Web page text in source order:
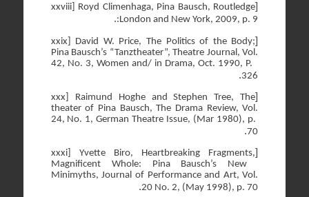
[
xxviii] Royd Climenhaga, Pina Bausch, Routledge
:London and New York, 2009, p. 9
.
[
xxix] David W. Price, The Politics of the Body;
Pina Bausch’s “Tanztheater”, Theatre Journal, Vol.
42, No. 3, Women and/ in Drama, Oct. 1990, P.
326
.
[
xxx] Raimund Hoghe and Stephen Tree, The
theater of Pina Bausch, The Drama Review, Vol.
24, No. 1, German Theatre Issue, (Mar 1980), p.
70
.
[
xxxi] Yvette Biro, Heartbreaking Fragments,
Magnificent Whole: Pina Bausch’s New
Minimyths, Journal of Performance and Art, Vol.
20 No. 2, (May 1998), p. 70
.